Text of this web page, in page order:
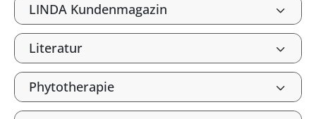
LINDA Kundenmagazin
Literatur
Phytotherapie